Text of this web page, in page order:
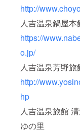
http://
人吉温泉鍋屋本
https://
o.jp/
人吉温泉芳野旅
http://
hp
人吉温泉旅館
ゆの里